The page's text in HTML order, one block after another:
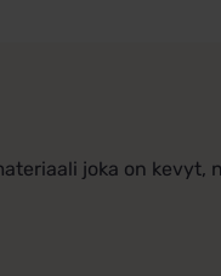
joka on kevyt,